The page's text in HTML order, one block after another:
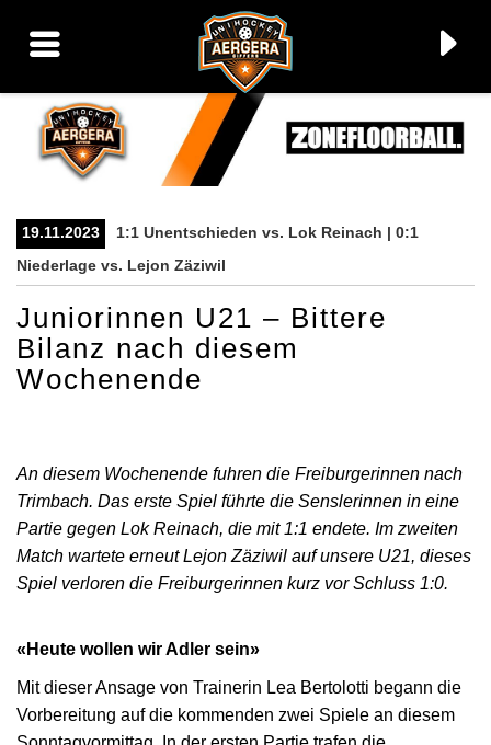
▼
19.11.2023
1:1 Unentschieden vs. Lok Reinach | 0:1
Niederlage vs. Lejon Zäziwil
Juniorinnen U21 – Bittere
Bilanz nach diesem
Wochenende
An diesem Wochenende fuhren die Freiburgerinnen nach
Trimbach. Das erste Spiel führte die Senslerinnen in eine
Partie gegen Lok Reinach, die mit 1:1 endete. Im zweiten
Match wartete erneut Lejon Zäziwil auf unsere U21, dieses
Spiel verloren die Freiburgerinnen kurz vor Schluss 1:0.
«Heute wollen wir Adler sein»
Mit dieser Ansage von Trainerin Lea Bertolotti begann die
Vorbereitung auf die kommenden zwei Spiele an diesem